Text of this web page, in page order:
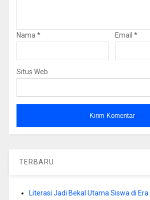
Nama* Email *
Situs Web
TERBARU
Literasi Jadi Bekal Utama Siswa di Era